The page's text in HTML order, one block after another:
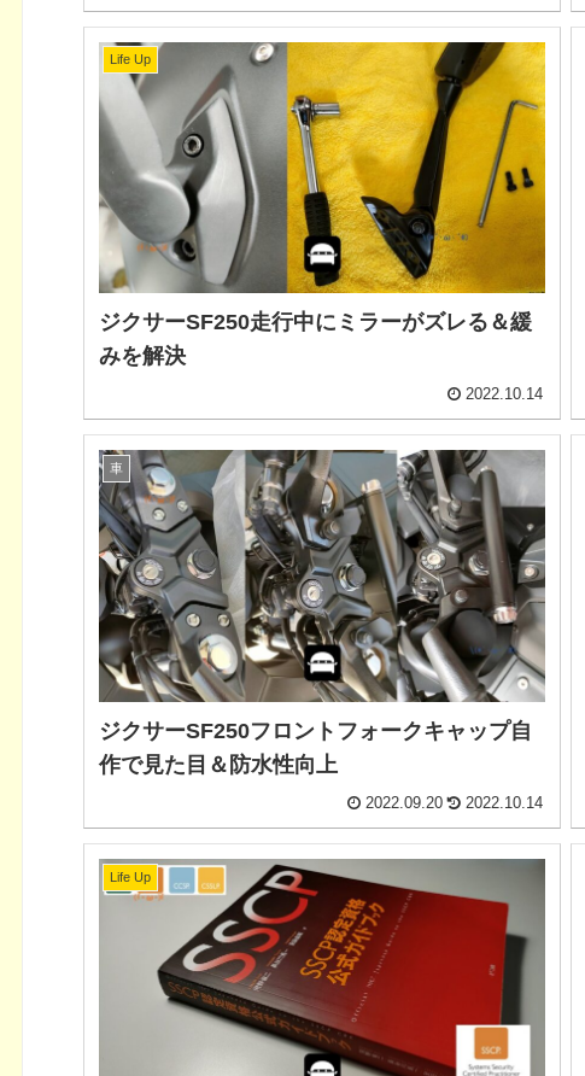
Life Up
ジクサーSF250走行中にミラーがズレる＆緩
みを解決
2022.10.14
車
ジクサーSF250フロントフォークキャップ自
作で見た目＆防水性向上
2022.09.20 2022.10.14
Life Up